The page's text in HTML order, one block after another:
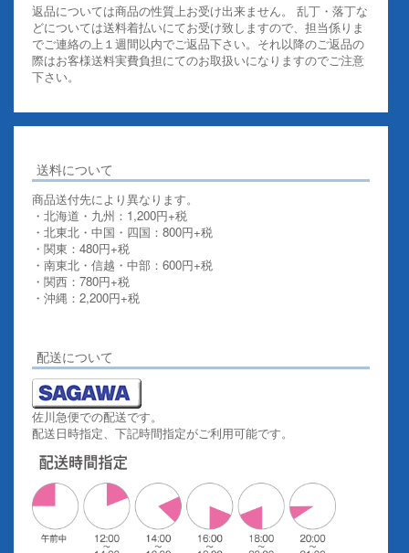
返品については商品の性質上お受け出来ません。 乱丁・落丁な
どについては送料着払いにてお受け致しますので、担当係りま
でご連絡の上１週間以内でご返品下さい。それ以降のご返品の
際はお客様送料実費負担にてのお取扱いになりますのでご注意
下さい。
送料について
商品送付先により異なります。
・北海道・九州：1,200円+税
・北東北・中国・四国：800円+税
・関東：480円+税
・南東北・信越・中部：600円+税
・関西：780円+税
・沖縄：2,200円+税
配送について
佐川急便での配送です。
配送日時指定、下記時間指定がご利用可能です。